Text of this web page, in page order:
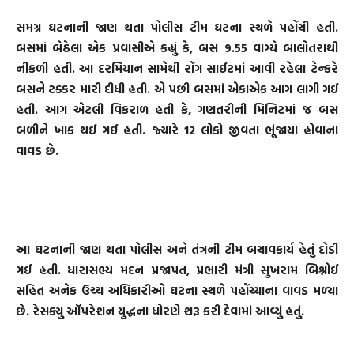
સમગ્ર ઘટનાની જાણ થતા પોલીસ ટીમ ઘટના સ્થળે પહોંચી હતી.
બસમાં બેઠેલા એક પ્રવાસીએ કહ્યું કે, બસ 9.55 વાગ્યે બાલોતરાથી
નીકળી હતી. આ દરમિયાન સામેથી રોંગ સાઈટમાં આવી રહેલા ટેન્કરે
બસને ટક્કર મારી દીધી હતી. એ પછી બસમાં એકાએક આગ લાગી ગઈ
હતી. આગ એટલી વિકરાળ હતી કે, ગણતરીની મિનિટમાં જ બસ
બળીને ખાક થઈ ગઈ હતી. જ્યારે 12 લોકો જીવતા ભૂંજાયા હોવાના
વાવડ છે.
આ ઘટનાની જાણ થતા પોલીસ અને તંત્રની ટીમ બચાવકાર્ય હેતું દોડી
ગઈ હતી. ધારાસભ્ય મદન પ્રજાપત, પ્રભારી મંત્રી સુખરામ બિશ્નોઈ
સહિત અનેક ઉચ્ચ અધિકારીઓ ઘટના સ્થળે પહોંચ્યાના વાવડ મળ્યા
છે. રેસક્યુ ઑપરેશન યુદ્ધના ધોરણે શરૂ કરી દેવામાં આવ્યું હતું.